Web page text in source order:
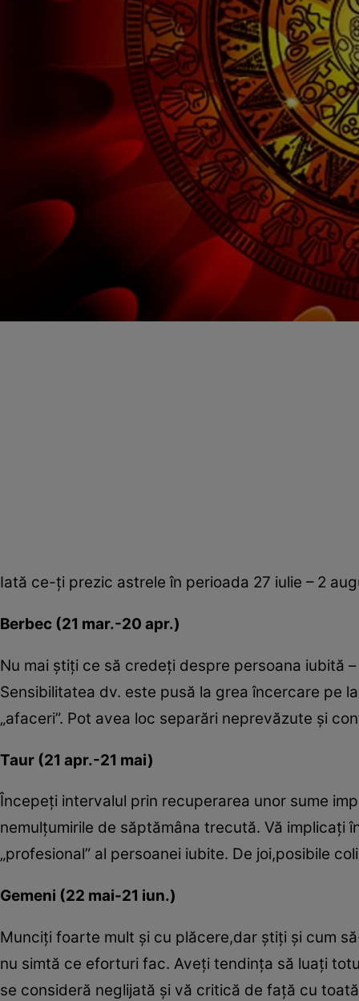
Iată ce-ţi prezic astrele în perioada 27 iulie – 2
Berbec (21 mar.-20 apr.)
Nu mai ştiţi ce să credeţi despre persoana iubită
Sensibilitatea dv. este pusă la grea încercare pe
„afaceri”. Pot avea loc separări neprevăzute şi
Taur (21 apr.-21 mai)
Începeţi intervalul prin recuperarea unor sume
nemulţumirile de săptămâna trecută. Vă
„profesional” al persoanei iubite. De joi,posibile
Gemeni (22 mai-21 iun.)
Munciţi foarte mult şi cu plăcere,dar ştiţi şi cum
nu simtă ce eforturi fac. Aveţi tendinţa să luaţi
se consideră neglijată şi vă critică de faţă cu